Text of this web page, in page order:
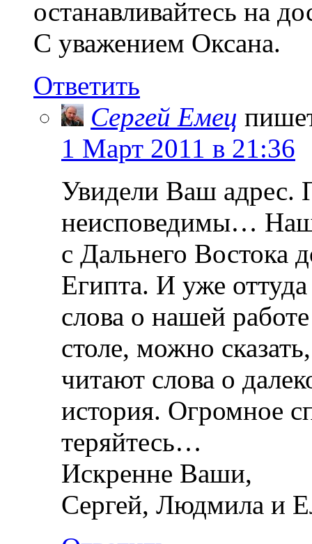
останавливайтесь на
С уважением Оксана.
Ответить
Сергей Емец
1 Март 2011 в 21:36
Увидели Ваш адрес.
неисповедимы…
с Дальнего Востока
Египта. И уже
слова о нашей
столе, можно
читают слова о
история. Огромное
теряйтесь…
Искренне Ваши,
Сергей, Людмила и